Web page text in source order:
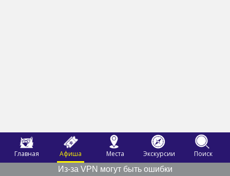
Главная Афиша Места Экскурсии
Поиск
Из-за VPN могут быть ошибки